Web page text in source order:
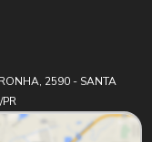
2590 - SANTA